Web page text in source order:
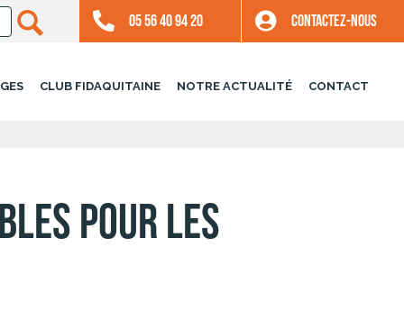
05 56 40 94 20 CONTACTEZ-NOUS
CLUB FIDAQUITAINE NOTRE ACTUALITÉ CONTACT
pour les